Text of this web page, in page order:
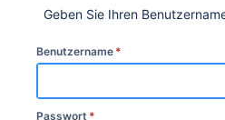
Geben Sie Ihren
Benutzername *
Passwort *